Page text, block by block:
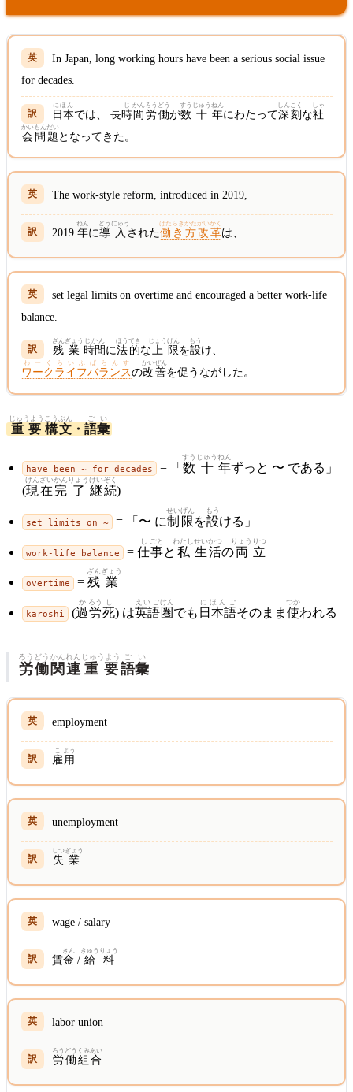
In Japan, long working hours have been a serious social issue
for decades.
日本
にほん
では、 長時
じ
間
かん
労
ろう
働
どう
が数
すう
十
じゅう
年
ねん
にわたって深
しん
刻
こく
な社
しゃ
会
かい
問
もん
題
だい
となってきた。
The work-style reform, introduced in 2019,
2019年
ねん
に導
どう
入
にゅう
された働き方改革
はたらきかたかいかく
は、
set legal limits on overtime and encouraged a better work-life
balance.
残
ざん
業
ぎょう
時間
じかん
に法的
ほうてき
な上
じょう
限
げん
を設
もう
け、
ワークライフバランス
わーくらいふばらんす
の改
かい
善
ぜん
を促うながした。
重要
じゅうよう
構文
こうぶん
・ 語
ご
彙
い
have been ~ for decades = 「 数
すう
十
じゅう
年
ねん
ずっと 〜 である」
(現
げん
在
ざい
完
かん
了
りょう
継続
けいぞく
)
set limits on ~ = 「〜 に制
せい
限
げん
を設
もう
ける」
work-life balance = 仕
し
事
ごと
と 私
わたし
生
せい
活
かつ
の両
りょう
立
りつ
overtime = 残
ざん
業
ぎょう
karoshi (過
か
労
ろう
死
し
) は英語
えいご
圏
けん
でも 日本語
にほんご
そのまま 使
つか
われる
労
ろう
働
どう
関
かん
連
れん
重要
じゅうよう
語
ご
彙
い
employment
雇
こ
用
よう
unemployment
失
しつ
業
ぎょう
wage / salary
賃金
きん
/ 給
きゅう
料
りょう
labor union
労
ろう
働
どう
組
くみ
合
あい